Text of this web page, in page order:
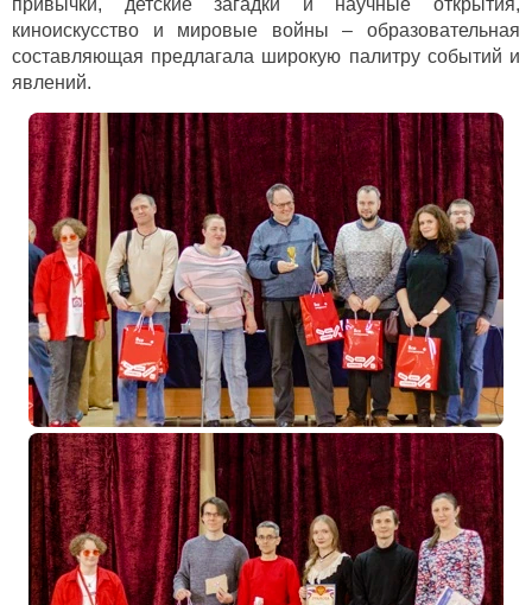
киноискусство и мировые войны – образовательная
составляющая предлагала широкую палитру событий и
явлений.